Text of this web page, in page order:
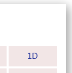
1D